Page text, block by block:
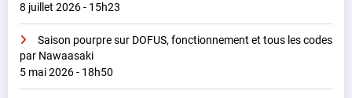
8 juillet 2026 - 15h23
Saison pourpre sur DOFUS, fonctionnement et tous les codes
par Nawaasaki
5 mai 2026 - 18h50